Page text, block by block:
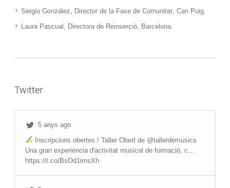
Sergio González, Director de la Fase de Comunitat, Can Puig.
Laura Pascual, Directora de Reinserció, Barcelona.
Twitter
5 anys ago
Inscripcions obertes ! Taller Obert de @tallerdemusics
Una gran experiència d'activitat musical de formació, c…
https://t.co/BsOd1imsXh